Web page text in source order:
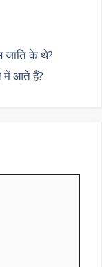
के थे?
में आते हैं?